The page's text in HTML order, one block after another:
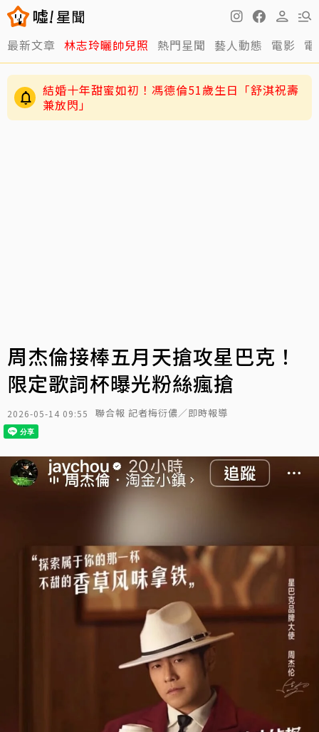
最新文章 林志玲曬帥兒照 熱門星聞 藝人動態 電影
結婚十年甜蜜如初！馮德倫51歲生日「舒淇祝壽
兼放閃」
周杰倫接棒五月天搶攻星巴克！
限定歌詞杯曝光粉絲瘋搶
2026-05-14 09:55 聯合報 記者梅衍儂／即時報導